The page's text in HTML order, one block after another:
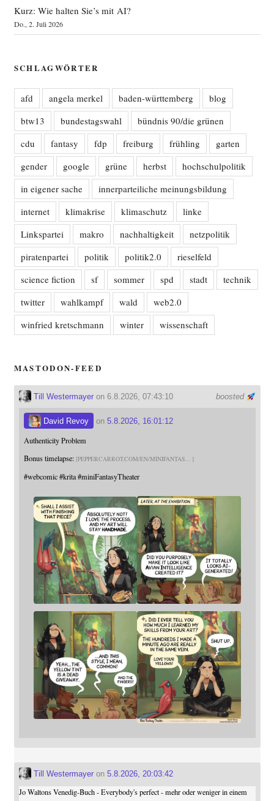
Kurz: Wie halten Sie’s mit AI?
Do., 2. Juli 2026
SCHLAGWÖRTER
afd angela merkel baden-württemberg
blog
btw13
bundestagswahl
bündnis 90/die grünen
cdu
fantasy fdp freiburg frühling
garten
gender
google grüne herbst
hochschulpolitik
in eigener sache
innerparteiliche meinungsbildung
internet
klimakrise klimaschutz
linke
Linkspartei
makro nachhaltigkeit
netzpolitik
piratenpartei
politik politik2.0
rieselfeld
science fiction
sf sommer spd stadt
technik
twitter
wahlkampf wald
web2.0
winfried kretschmann
winter wissenschaft
MASTODON-FEED
boosted
Till Westermayeron 6.8.2026, 07:43:10
David Revoy on 5.8.2026, 16:01:12
Authenticity Problem
Bonus timelapse: PEPPERCARROT.COM/EN/MINIFANTAS
#webcomic #krita #miniFantasyTheater
Till Westermayeron 5.8.2026, 20:03:42
Jo Waltons Venedig-Buch - Everybody's perfect - mehr oder weniger in einem